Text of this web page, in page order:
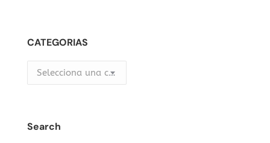
CATEGORIAS
Selecciona una categoría
Search